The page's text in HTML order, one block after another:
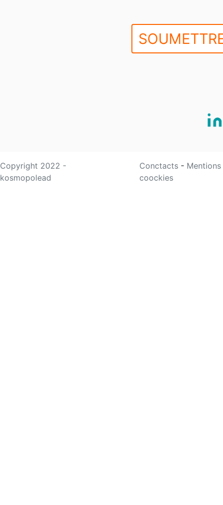
Copyright 2022 -
kosmopolead
Conctacts -
coockies